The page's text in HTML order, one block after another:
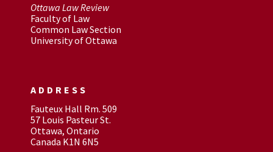
Ottawa Law Review
Faculty of Law
Common Law Section
University of Ottawa
ADDRESS
Fauteux Hall Rm. 509
57 Louis Pasteur St.
Ottawa, Ontario
Canada K1N 6N5